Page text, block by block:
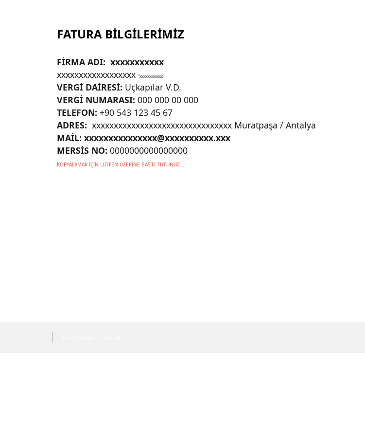
FATURA BİLGİLERİMİZ
FİRMA ADI: xxxxxxxxxxx
xxxxxxxxxxxxxxxxxx "xxxxxxxxxxxx"
VERGİ DAİRESİ: Üçkapılar V.D.
VERGİ NUMARASI: 000 000 00 000
TELEFON: +90 543 123 45 67
ADRES: xxxxxxxxxxxxxxxxxxxxxxxxxxxxxxxx Muratpaşa / Antalya
MAİL: xxxxxxxxxxxxxxx@xxxxxxxxxx.xxx
MERSİS NO: 0000000000000000
KOPYALAMAK İÇİN LÜTFEN ÜZERİNE BASILI TUTUNUZ...